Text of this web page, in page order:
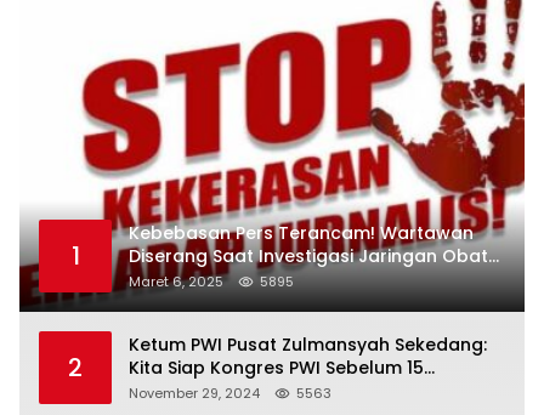
1
Kebebasan Pers Terancam! Wartawan
Diserang Saat Investigasi Jaringan Obat
Terlarang
Maret 6, 2025 5895
2
Ketum PWI Pusat Zulmansyah Sekedang:
Kita Siap Kongres PWI Sebelum 15
Desember 2024
November 29, 2024 5563